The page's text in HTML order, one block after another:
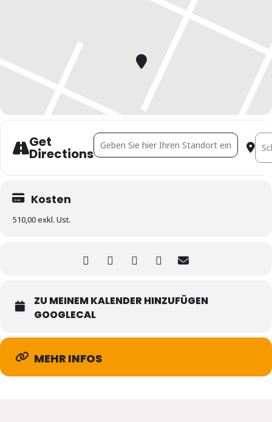
Get
Directions
Address - Claim-orientierte Baukalkulation
Kosten
510,00 exkl. Ust.
ZU MEINEM KALENDER HINZUFÜGEN
GOOGLECAL
MEHR INFOS